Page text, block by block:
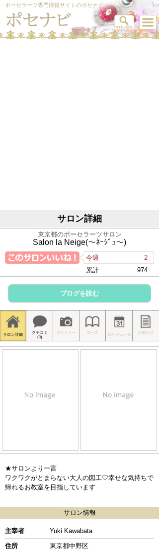
ポーセラーツ専門情報サイトのポセナビ
サロン詳細
東京都のポーセラーツサロン
Salon la Neige(〜ﾈｰｼﾞｭ〜)
今週
2
累計
974
ブログを読む
サロン詳細
クチコミ
(0)
ギャラリー コース スケジュール お知らせ
★サロンより一言
ワクワクがとまらない大人の図工♡幸せな気持ちで
帰れるお教室を目指しています
サロン情報
主宰者
Yuki Kawabata
住所
東京都中野区